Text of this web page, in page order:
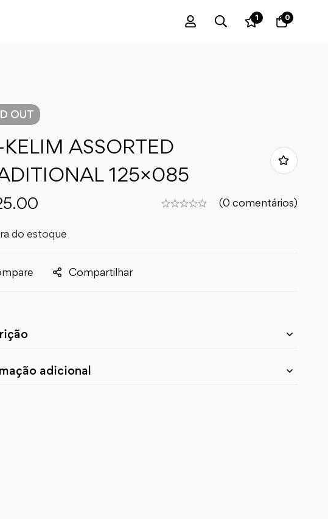
1 0
OUT
ASSORTED
125×085
(0 comentários)
do estoque
Compartilhar
adicional